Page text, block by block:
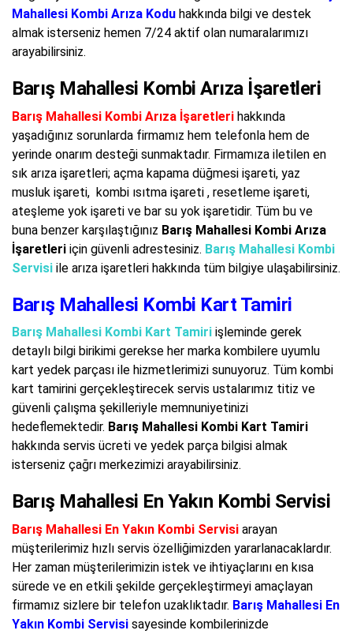
Mahallesi Kombi Arıza Kodu hakkında bilgi ve destek
almak isterseniz hemen 7/24 aktif olan numaralarımızı
arayabilirsiniz.
Barış Mahallesi Kombi Arıza İşaretleri
Barış Mahallesi Kombi Arıza İşaretleri hakkında
yaşadığınız sorunlarda firmamız hem telefonla hem de
yerinde onarım desteği sunmaktadır. Firmamıza iletilen en
sık arıza işaretleri; açma kapama düğmesi işareti, yaz
musluk işareti, kombi ısıtma işareti , resetleme işareti,
ateşleme yok işareti ve bar su yok işaretidir. Tüm bu ve
buna benzer karşılaştığınız Barış Mahallesi Kombi Arıza
İşaretleri için güvenli adrestesiniz. Barış Mahallesi Kombi
Servisi ile arıza işaretleri hakkında tüm bilgiye ulaşabilirsiniz.
Barış Mahallesi Kombi Kart Tamiri
Barış Mahallesi Kombi Kart Tamiri işleminde gerek
detaylı bilgi birikimi gerekse her marka kombilere uyumlu
kart yedek parçası ile hizmetlerimizi sunuyoruz. Tüm kombi
kart tamirini gerçekleştirecek servis ustalarımız titiz ve
güvenli çalışma şekilleriyle memnuniyetinizi
hedeflemektedir. Barış Mahallesi Kombi Kart Tamiri
hakkında servis ücreti ve yedek parça bilgisi almak
isterseniz çağrı merkezimizi arayabilirsiniz.
Barış Mahallesi En Yakın Kombi Servisi
Barış Mahallesi En Yakın Kombi Servisi arayan
müşterilerimiz hızlı servis özelliğimizden yararlanacaklardır.
Her zaman müşterilerimizin istek ve ihtiyaçlarını en kısa
sürede ve en etkili şekilde gerçekleştirmeyi amaçlayan
firmamız sizlere bir telefon uzaklıktadır. Barış Mahallesi En
Yakın Kombi Servisi sayesinde kombilerinizde